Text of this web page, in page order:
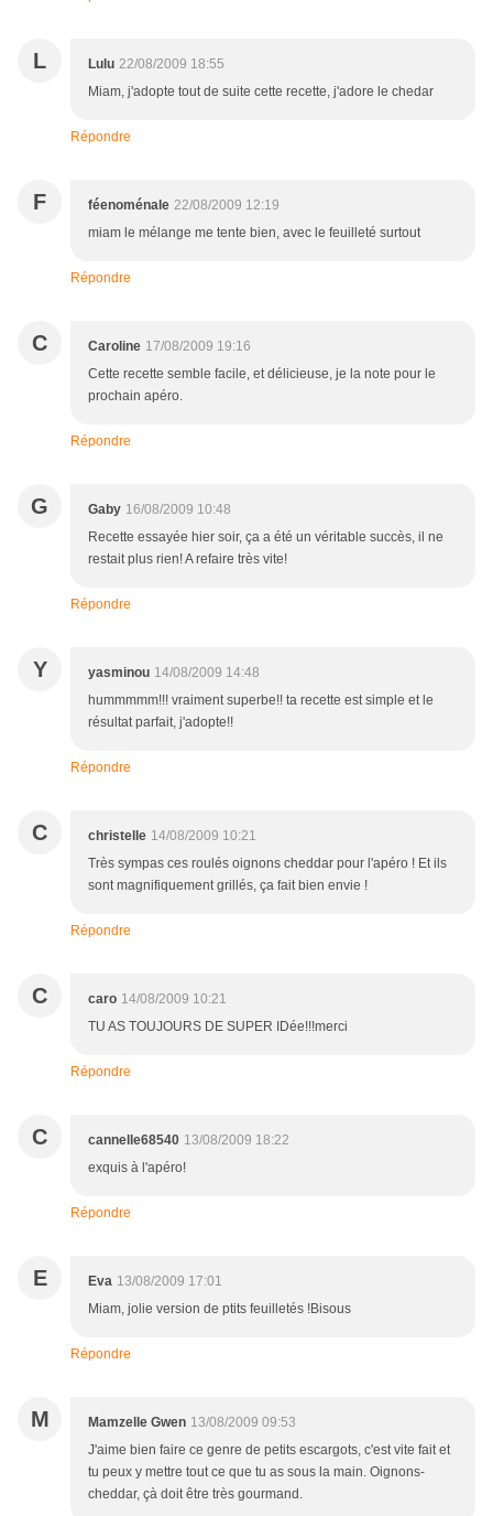
L Lulu 22/08/2009 18:55
Miam, j'adopte tout de suite cette recette, j'adore le chedar
Répondre
F féenoménale 22/08/2009 12:19
miam le mélange me tente bien, avec le feuilleté surtout
Répondre
C Caroline 17/08/2009 19:16
Cette recette semble facile, et délicieuse, je la note pour le
prochain apéro.
Répondre
G Gaby 16/08/2009 10:48
Recette essayée hier soir, ça a été un véritable succès, il ne
restait plus rien! A refaire très vite!
Répondre
Y yasminou 14/08/2009 14:48
hummmmm!!! vraiment superbe!! ta recette est simple et le
résultat parfait, j'adopte!!
Répondre
C christelle 14/08/2009 10:21
Très sympas ces roulés oignons cheddar pour l'apéro ! Et ils
sont magnifiquement grillés, ça fait bien envie !
Répondre
C caro 14/08/2009 10:21
TU AS TOUJOURS DE SUPER IDée!!!merci
Répondre
C cannelle68540 13/08/2009 18:22
exquis à l'apéro!
Répondre
E Eva 13/08/2009 17:01
Miam, jolie version de ptits feuilletés !Bisous
Répondre
M Mamzelle Gwen 13/08/2009 09:53
J'aime bien faire ce genre de petits escargots, c'est vite fait et
tu peux y mettre tout ce que tu as sous la main. Oignons-
cheddar, çà doit être très gourmand.